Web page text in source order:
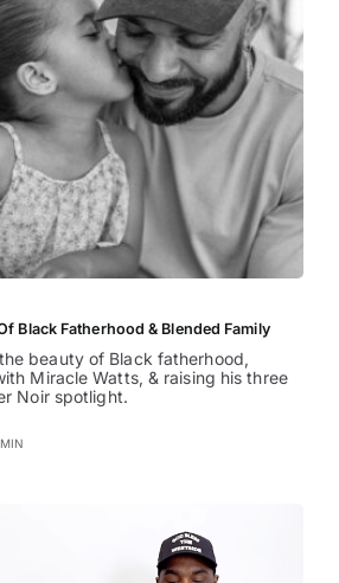
Black Fatherhood & Blended Family
beauty of Black fatherhood,
Miracle Watts, & raising his three
Noir spotlight.